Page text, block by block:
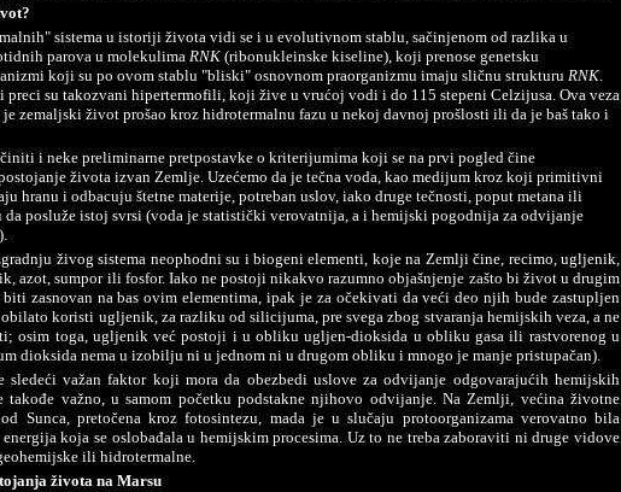
sistema u istoriji života vidi se i u evolutivnom stablu, sačinjenom od razlika u
parova u molekulima RNK (ribonukleinske kiseline), koji prenose genetsku
koji su po ovom stablu "bliski" osnovnom praorganizmu imaju sličnu strukturu RNK.
preci su takozvani hipertermofili, koji žive u vrućoj vodi i do 115 stepeni Celzijusa. Ova veza
je zemaljski život prošao kroz hidrotermalnu fazu u nekoj davnoj prošlosti ili da je baš tako i
i neke preliminarne pretpostavke o kriterijumima koji se na prvi pogled čine
života izvan Zemlje. Uzećemo da je tečna voda, kao medijum kroz koji primitivni
hranu i odbacuju štetne materije, potreban uslov, iako druge tečnosti, poput metana ili
da posluže istoj svrsi (voda je statistički verovatnija, a i hemijski pogodnija za odvijanje
živog sistema neophodni su i biogeni elementi, koje na Zemlji čine, recimo, ugljenik,
azot, sumpor ili fosfor. Iako ne postoji nikakvo razumno objašnjenje zašto bi život u drugim
zasnovan na bas ovim elementima, ipak je za očekivati da veći deo njih bude zastupljen
koristi ugljenik, za razliku od silicijuma, pre svega zbog stvaranja hemijskih veza, a ne
osim toga, ugljenik već postoji i u obliku ugljen-dioksida u obliku gasa ili rastvorenog u
dioksida nema u izobilju ni u jednom ni u drugom obliku i mnogo je manje pristupačan).
sledeći važan faktor koji mora da obezbedi uslove za odvijanje odgovarajućih hemijskih
takođe važno, u samom početku podstakne njihovo odvijanje. Na Zemlji, većina životne
Sunca, pretočena kroz fotosintezu, mada je u slučaju protoorganizama verovatno bila
koja se oslobađala u hemijskim procesima. Uz to ne treba zaboraviti ni druge vidove
ili hidrotermalne.
života na Marsu